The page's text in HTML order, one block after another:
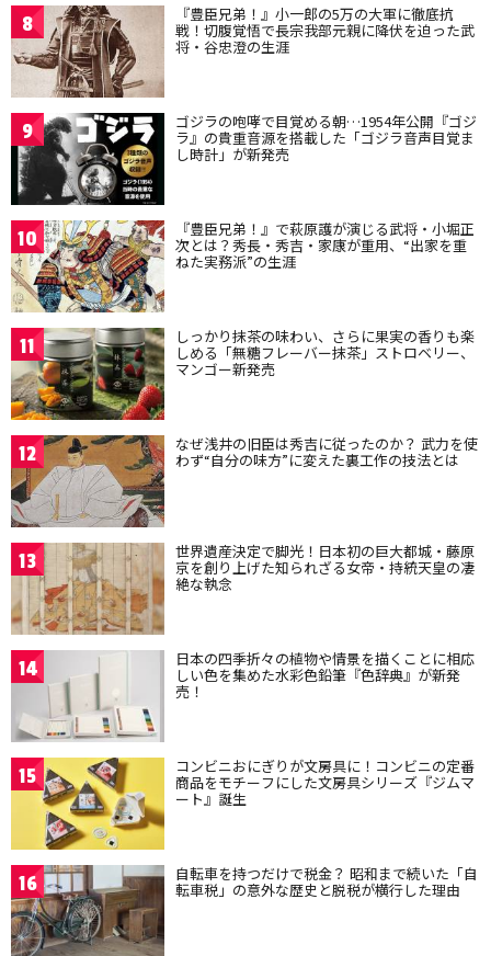
8 『豊臣兄弟！』小一郎の5万の大軍に徹底抗
戦！切腹覚悟で長宗我部元親に降伏を迫った武
将・谷忠澄の生涯
9 ゴジラの咆哮で目覚める朝…1954年公開『ゴジ
ラ』の貴重音源を搭載した「ゴジラ音声目覚ま
し時計」が新発売
10 『豊臣兄弟！』で萩原護が演じる武将・小堀正
次とは？秀長・秀吉・家康が重用、“出家を重
ねた実務派”の生涯
11 しっかり抹茶の味わい、さらに果実の香りも楽
しめる「無糖フレーバー抹茶」ストロベリー、
マンゴー新発売
12 なぜ浅井の旧臣は秀吉に従ったのか？ 武力を使
わず“自分の味方”に変えた裏工作の技法とは
13 世界遺産決定で脚光！日本初の巨大都城・藤原
京を創り上げた知られざる女帝・持統天皇の凄
絶な執念
14 日本の四季折々の植物や情景を描くことに相応
しい色を集めた水彩色鉛筆『色辞典』が新発
売！
15 コンビニおにぎりが文房具に！コンビニの定番
商品をモチーフにした文房具シリーズ『ジムマ
ート』誕生
16 自転車を持つだけで税金？ 昭和まで続いた「自
転車税」の意外な歴史と脱税が横行した理由